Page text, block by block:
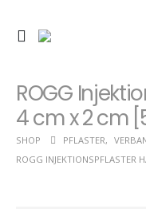
ROGG
4 cm x 2 cm
SHOP PFLASTER,
ROGG INJEKTIONSPFLASTER